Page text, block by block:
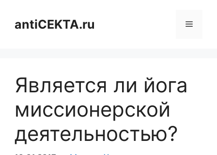
содержимому
antiCEKTA.ru Меню
Является ли йога
миссионерской
деятельностью?